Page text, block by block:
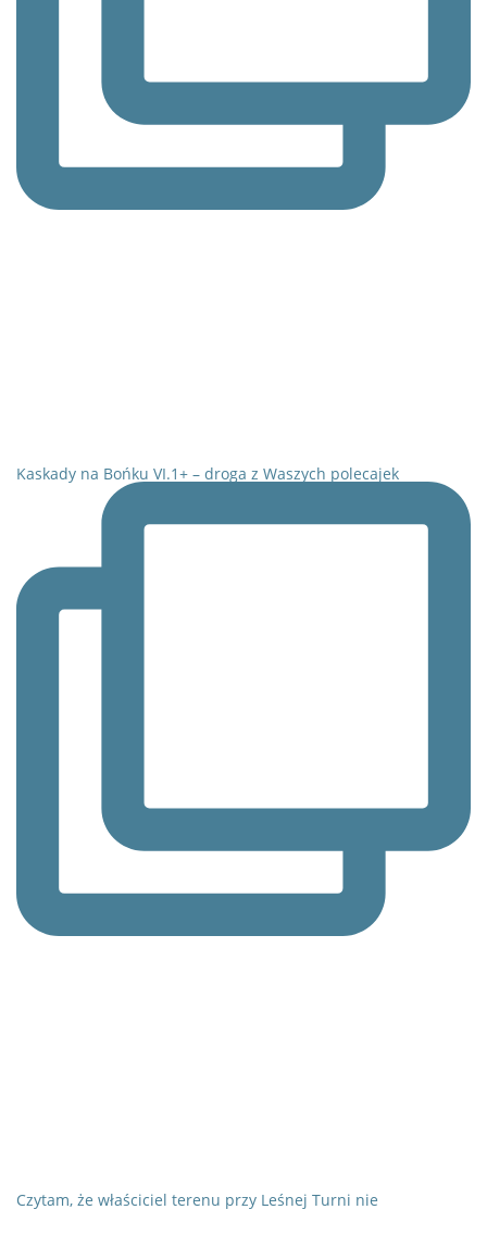
Kaskady na Bońku VI.1+ – droga z Waszych polecajek
Czytam, że właściciel terenu przy Leśnej Turni nie